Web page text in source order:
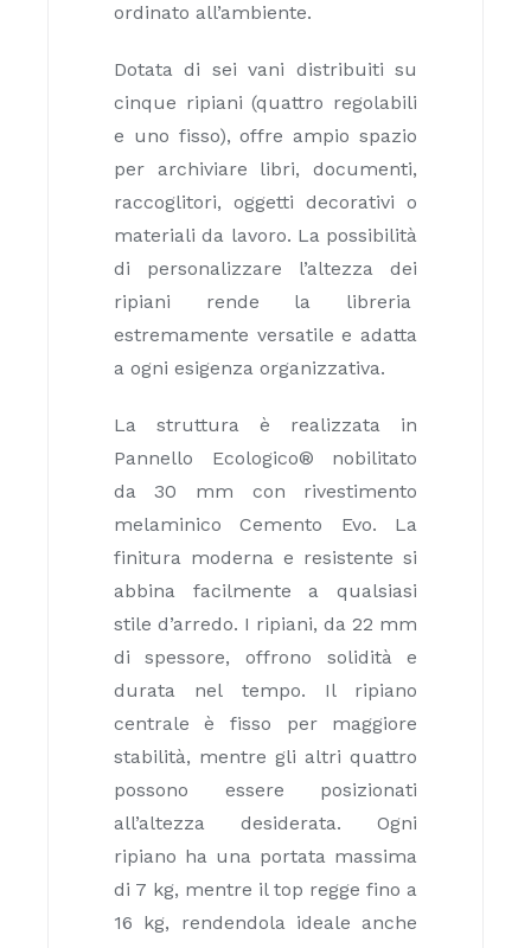
ordinato all’ambiente.
Dotata di sei vani distribuiti su
cinque ripiani (quattro regolabili
e uno fisso), offre ampio spazio
per archiviare libri, documenti,
raccoglitori, oggetti decorativi o
materiali da lavoro. La possibilità
di personalizzare l’altezza dei
ripiani rende la libreria
estremamente versatile e adatta
a ogni esigenza organizzativa.
La struttura è realizzata in
Pannello Ecologico® nobilitato
da 30 mm con rivestimento
melaminico Cemento Evo. La
finitura moderna e resistente si
abbina facilmente a qualsiasi
stile d’arredo. I ripiani, da 22 mm
di spessore, offrono solidità e
durata nel tempo. Il ripiano
centrale è fisso per maggiore
stabilità, mentre gli altri quattro
possono essere posizionati
all’altezza desiderata. Ogni
ripiano ha una portata massima
di 7 kg, mentre il top regge fino a
16 kg, rendendola ideale anche